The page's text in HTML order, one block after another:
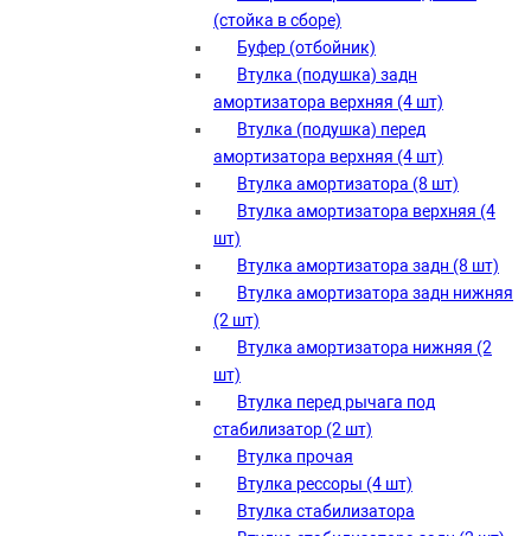
(стойка в сборе)
Буфер (отбойник)
Втулка (подушка) задн
амортизатора верхняя (4 шт)
Втулка (подушка) перед
амортизатора верхняя (4 шт)
Втулка амортизатора (8 шт)
Втулка амортизатора верхняя (4
шт)
Втулка амортизатора задн (8 шт)
Втулка амортизатора задн нижняя
(2 шт)
Втулка амортизатора нижняя (2
шт)
Втулка перед рычага под
стабилизатор (2 шт)
Втулка прочая
Втулка рессоры (4 шт)
Втулка стабилизатора